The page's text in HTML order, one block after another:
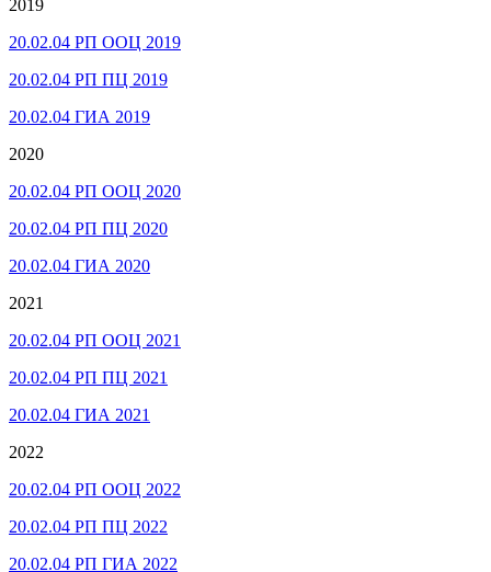
2019
20.02.04 РП ООЦ 2019
20.02.04 РП ПЦ 2019
20.02.04 ГИА 2019
2020
20.02.04 РП ООЦ 2020
20.02.04 РП ПЦ 2020
20.02.04 ГИА 2020
2021
20.02.04 РП ООЦ 2021
20.02.04 РП ПЦ 2021
20.02.04 ГИА 2021
2022
20.02.04 РП ООЦ 2022
20.02.04 РП ПЦ 2022
20.02.04 РП ГИА 2022